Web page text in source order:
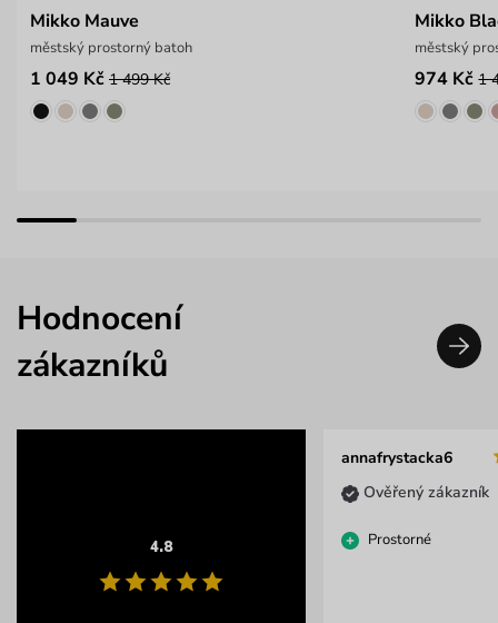
Mikko Mauve
městský prostorný batoh
1 049 Kč 1 499 Kč
Mikko
městský
974 Kč 1
Hodnocení
zákazníků
4.8
annafrystacka6
Ověřený zákazník
Prostorné